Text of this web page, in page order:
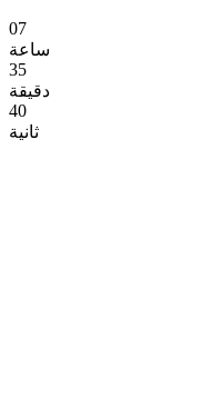
07
ساعة
35
دقيقة
39
ثانية